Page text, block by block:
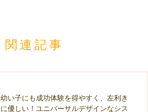
関連記事
幼い子にも成功体験を得やすく、左利き
に優しい！ユニバーサルデザインなシス